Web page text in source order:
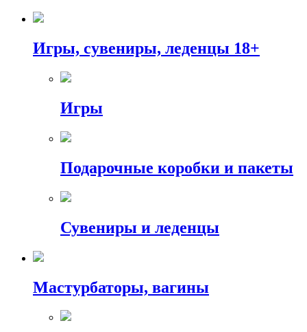
Игры, сувениры, леденцы 18+
Игры
Подарочные коробки и пакеты
Сувениры и леденцы
Мастурбаторы, вагины